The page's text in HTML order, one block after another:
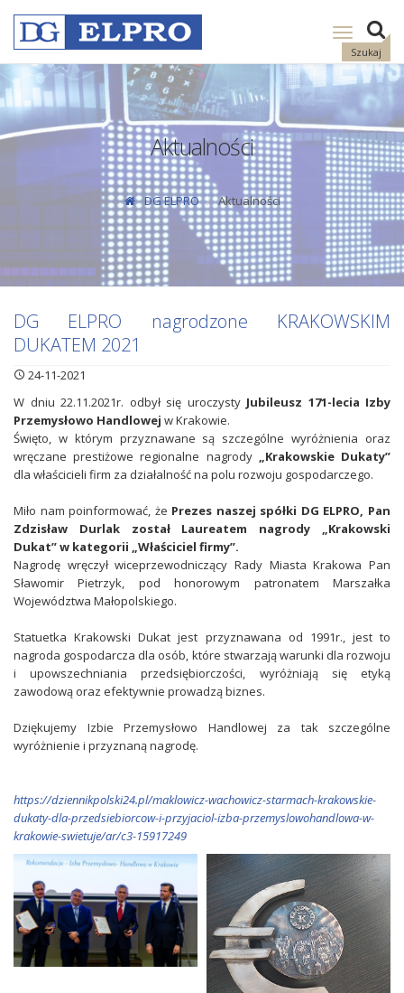
Szukaj
Pokaż
nawigację
Aktualności
DG ELPRO Aktualności
DG ELPRO nagrodzone KRAKOWSKIM
DUKATEM 2021
24-11-2021
W dniu 22.11.2021r. odbył się uroczysty Jubileusz 171-lecia Izby
Przemysłowo Handlowej w Krakowie.
Święto, w którym przyznawane są szczególne wyróżnienia oraz
wręczane prestiżowe regionalne nagrody „Krakowskie Dukaty”
dla właścicieli firm za działalność na polu rozwoju gospodarczego.
Miło nam poinformować, że Prezes naszej spółki DG ELPRO, Pan
Zdzisław Durlak został Laureatem nagrody „Krakowski
Dukat” w kategorii „Właściciel firmy”.
Nagrodę wręczył wiceprzewodniczący Rady Miasta Krakowa Pan
Sławomir Pietrzyk, pod honorowym patronatem Marszałka
Województwa Małopolskiego.
Statuetka Krakowski Dukat jest przyznawana od 1991r., jest to
nagroda gospodarcza dla osób, które stwarzają warunki dla rozwoju
i upowszechniania przedsiębiorczości, wyróżniają się etyką
zawodową oraz efektywnie prowadzą biznes.
Dziękujemy Izbie Przemysłowo Handlowej za tak szczególne
wyróżnienie i przyznaną nagrodę.
https://dziennikpolski24.pl/maklowicz-wachowicz-starmach-krakowskie-
dukaty-dla-przedsiebiorcow-i-przyjaciol-izba-przemyslowohandlowa-w-
krakowie-swietuje/ar/c3-15917249